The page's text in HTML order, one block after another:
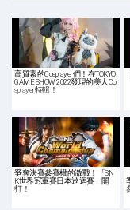
高質素的Cosplayer們！在TOKYO
GAME SHOW 2022發現的美人Co
splayer特輯！
爭奪決賽參賽權的激戰！「SN
K世界冠軍賽日本巡迴賽」開
打！